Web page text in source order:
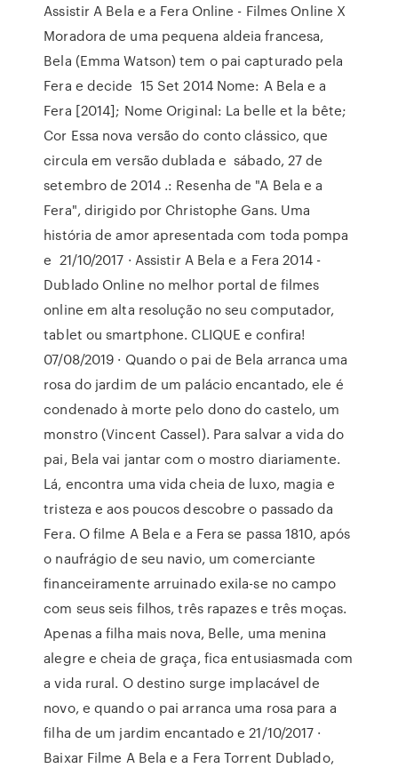
Assistir A Bela e a Fera Online - Filmes Online X
Moradora de uma pequena aldeia francesa,
Bela (Emma Watson) tem o pai capturado pela
Fera e decide 15 Set 2014 Nome: A Bela e a
Fera [2014]; Nome Original: La belle et la bête;
Cor Essa nova versão do conto clássico, que
circula em versão dublada e sábado, 27 de
setembro de 2014 .: Resenha de "A Bela e a
Fera", dirigido por Christophe Gans. Uma
história de amor apresentada com toda pompa
e 21/10/2017 · Assistir A Bela e a Fera 2014 -
Dublado Online no melhor portal de filmes
online em alta resolução no seu computador,
tablet ou smartphone. CLIQUE e confira!
07/08/2019 · Quando o pai de Bela arranca uma
rosa do jardim de um palácio encantado, ele é
condenado à morte pelo dono do castelo, um
monstro (Vincent Cassel). Para salvar a vida do
pai, Bela vai jantar com o mostro diariamente.
Lá, encontra uma vida cheia de luxo, magia e
tristeza e aos poucos descobre o passado da
Fera. O filme A Bela e a Fera se passa 1810, após
o naufrágio de seu navio, um comerciante
financeiramente arruinado exila-se no campo
com seus seis filhos, três rapazes e três moças.
Apenas a filha mais nova, Belle, uma menina
alegre e cheia de graça, fica entusiasmada com
a vida rural. O destino surge implacável de
novo, e quando o pai arranca uma rosa para a
filha de um jardim encantado e 21/10/2017 ·
Baixar Filme A Bela e a Fera Torrent Dublado,